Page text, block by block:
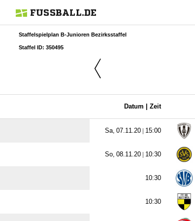
FUSSBALL.DE
Staffelspielplan B-Junioren Bezirksstaffel
Staffel ID: 350495
Datum | Zeit
  | 
  | 

